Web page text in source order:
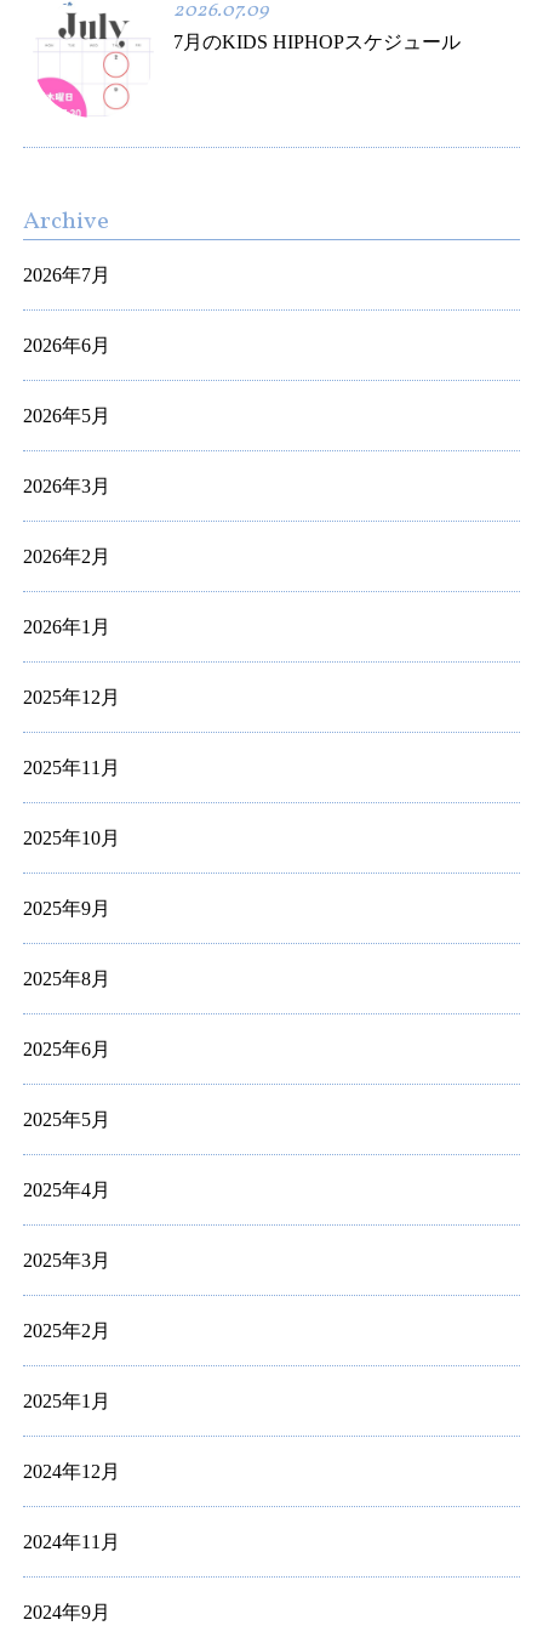
2026.07.09
7月のKIDS HIPHOPスケジュール
Archive
2026年7月
2026年6月
2026年5月
2026年3月
2026年2月
2026年1月
2025年12月
2025年11月
2025年10月
2025年9月
2025年8月
2025年6月
2025年5月
2025年4月
2025年3月
2025年2月
2025年1月
2024年12月
2024年11月
2024年9月